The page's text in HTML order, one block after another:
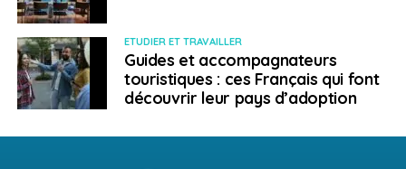
ETUDIER ET TRAVAILLER
Guides et accompagnateurs
touristiques : ces Français qui font
découvrir leur pays d’adoption